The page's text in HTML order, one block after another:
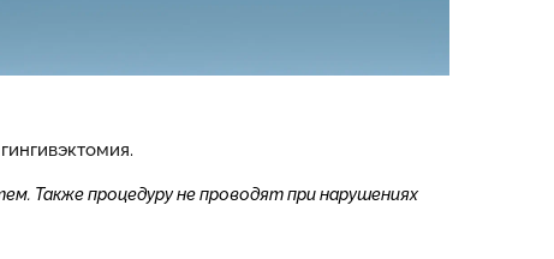
Также процедуру не проводят при нарушениях